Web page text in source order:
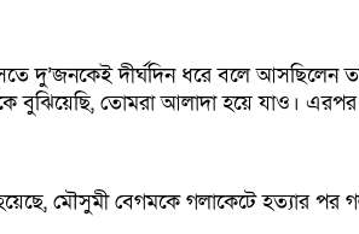
দু’জনকেই দীর্ঘদিন ধরে বলে আসছিলেন
বুঝিয়েছি, তোমরা আলাদা হয়ে যাও।
মৌসুমী বেগমকে গলাকেটে হত্যার পর